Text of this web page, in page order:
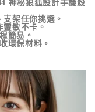
神秘狼狐設計手機殼
支架任你挑選。
靈敏不卡。
簡易。
環保材料。